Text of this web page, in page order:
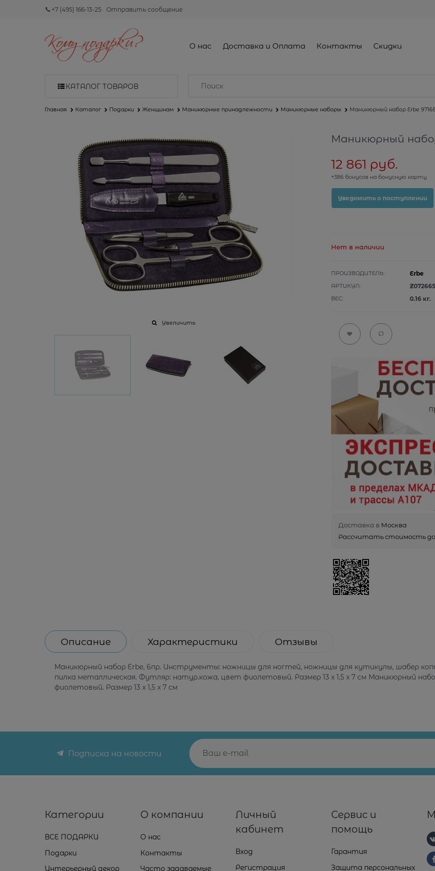
+7 (495) 166-13-25 Отправить сообщение
О нас Доставка и Оплата Контакты Скидки
КАТАЛОГ ТОВАРОВ
Главная Каталог Подарки Женщинам Маникюрные принадлежности Маникюрные наборы Маникюрный набор Erbe
Увеличить
Маникюрный
12 861 руб.
+386 бонусов на бонусную карту
Уведомить о поступлении
Нет в наличии
ПРОИЗВОДИТЕЛЬ: Erbe
АРТИКУЛ: Z072665
ВЕС: 0.16кг.
Доставка в Москва
Рассчитать стоимость
Описание Характеристики Отзывы
Маникюрный набор Erbe, 6пр. Инструменты: ножницы для ногтей, ножницы для кутикулы, шабер
пилка металлическая. Футляр: натур.кожа, цвет фиолетовый. Размер 13 x 1,5 x 7 см Маникюрный
фиолетовый. Размер 13 x 1,5 x 7 см
Подписка на новости
Категории
ВСЕ ПОДАРКИ
Подарки
Интерьерный декор
О компании
О нас
Контакты
Часто задаваемые
Личный
кабинет
Вход
Регистрация
Сервис и
помощь
Гарантия
Защита персональных